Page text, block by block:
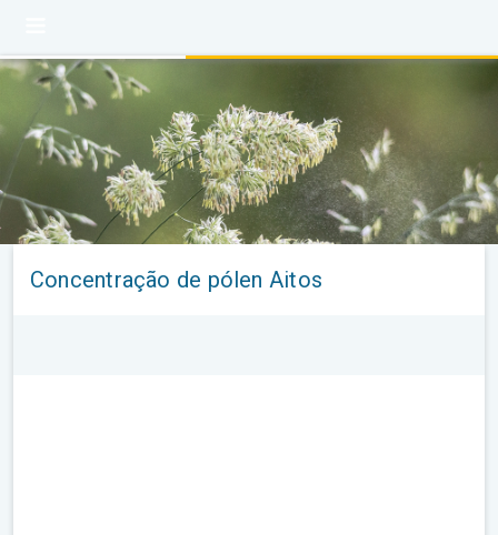
Concentração de pólen Aitos